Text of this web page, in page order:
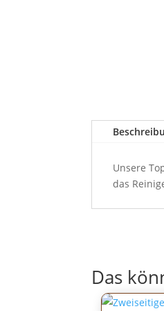
Unsere
das
Das